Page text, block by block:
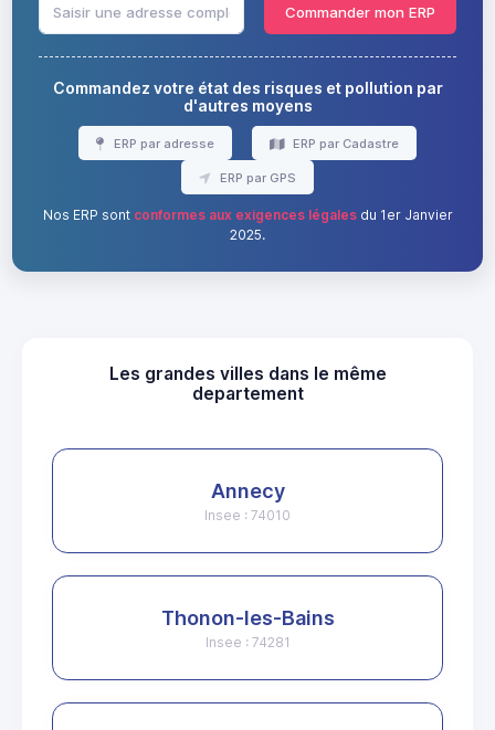
Commander mon ERP
Commandez votre état des risques et pollution par
d'autres moyens
ERP par adresse ERP par Cadastre
ERP par GPS
Nos ERP sont conformes aux exigences légalesdu 1er Janvier
2025.
Les grandes villes dans le même
departement
Annecy
Insee : 74010
Thonon-les-Bains
Insee : 74281